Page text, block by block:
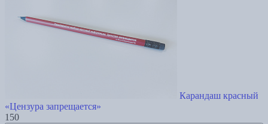
Карандаш красный
«Цензура запрещается»
150